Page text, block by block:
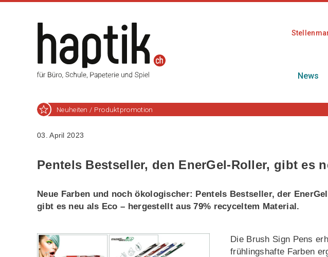
News
Neuheiten / Produktpromotion
03. April 2023
Pentels Bestseller, den EnerGel-Roller, gibt es
Neue Farben und noch ökologischer: Pentels Bestseller, der
gibt es neu als Eco – hergestellt aus 79% recyceltem Material.
Die Brush Sign Pens
frühlingshafte Farben